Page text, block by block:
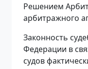
Решением
арбитражного
Законность
Федерации в
судов